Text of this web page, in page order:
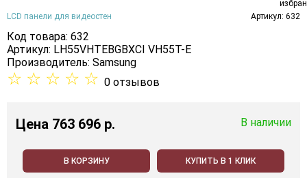
LCD панели для видеостен Артикул: 632
Код товара: 632
Артикул: LH55VHTEBGBXCI VH55T-E
Производитель: Samsung
☆ ☆ ☆ ☆ ☆ 0 отзывов
Цена 763 696 p. В наличии
В КОРЗИНУ КУПИТЬ В 1 КЛИК